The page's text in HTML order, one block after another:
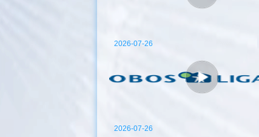
2026-07-26
2026-07-26